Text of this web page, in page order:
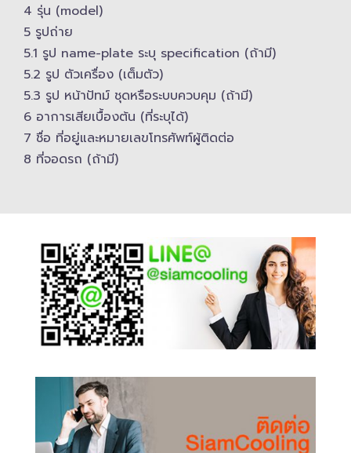
4 รุ่น (model)
5 รูปถ่าย
5.1 รูป name-plate ระบุ specification (ถ้ามี)
5.2 รูป ตัวเครื่อง (เต็มตัว)
5.3 รูป หน้าปัทม์ ชุดหรือระบบควบคุม (ถ้ามี)​
6 อาการเสียเบื้องต้น (ที่ระบุได้)
7 ชื่อ ที่อยู่และ​หมายเลขโทรศัพท์​ผู้ติดต่อ
8 ที่จอดรถ (ถ้ามี)​